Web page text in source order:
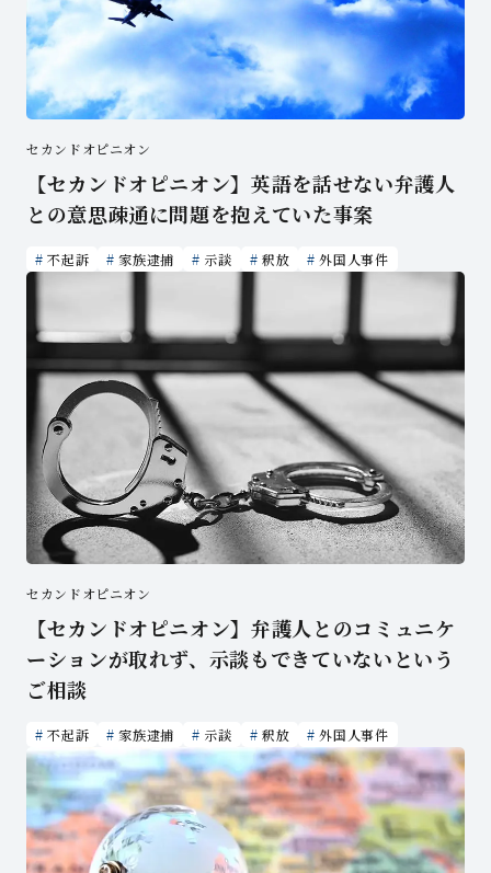
セカンドオピニオン
【セカンドオピニオン】英語を話せない弁護人
との意思疎通に問題を抱えていた事案
不起訴 家族逮捕 示談 釈放 外国人事件
セカンドオピニオン
【セカンドオピニオン】弁護人とのコミュニケ
ーションが取れず、示談もできていないという
ご相談
不起訴 家族逮捕 示談 釈放 外国人事件